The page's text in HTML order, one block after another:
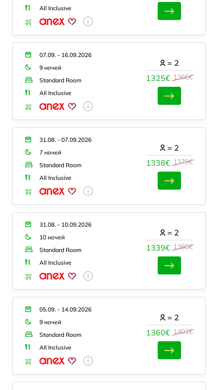
All Inclusive
07.09. - 16.09.2026
9 ночей
Standard Room
All Inclusive
1325€ 1366€
= 2
31.08. - 07.09.2026
7 ночей
Standard Room
All Inclusive
1338€ 1379€
= 2
31.08. - 10.09.2026
10 ночей
Standard Room
All Inclusive
1339€ 1380€
= 2
05.09. - 14.09.2026
9 ночей
Standard Room
All Inclusive
1360€ 1402€
= 2